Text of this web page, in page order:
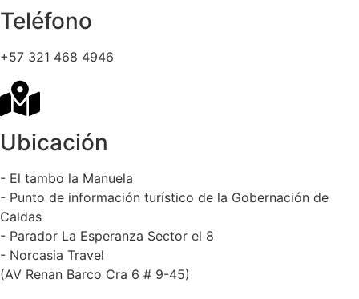
Teléfono
+57 321 468 4946
Ubicación
- El tambo la Manuela
- Punto de información turístico de la Gobernación de
Caldas
- Parador La Esperanza Sector el 8
- Norcasia Travel
(AV Renan Barco Cra 6 # 9-45)